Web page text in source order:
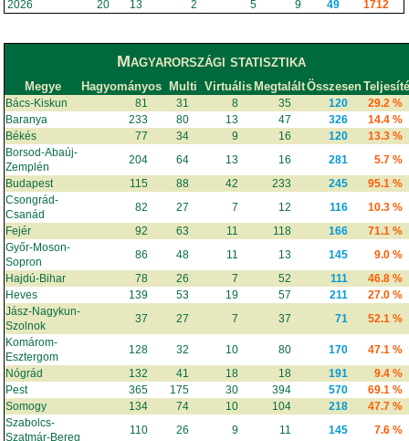
2026
20 13 2 5 9 49 1712
Magyarországi statisztika
Megye Hagyományos Multi VirtuálisMegtaláltÖsszesen
Bács-Kiskun 81 31 8 35 120
29.2 %
Baranya
233 80 13 47 326
14.4 %
Békés
77 34 9 16 120
13.3 %
Borsod-Abaúj-
Zemplén
204 64 13 16 281
5.7 %
Budapest
115 88 42 233 245
95.1 %
Csongrád-
Csanád
82 27 7 12 116
10.3 %
Fejér
92 63 11 118 166
71.1 %
Győr-Moson-
Sopron
86 48 11 13 145
9.0 %
Hajdú-Bihar
78 26 7 52 111
46.8 %
Heves
139 53 19 57 211
27.0 %
Jász-Nagykun-
Szolnok
37 27 7 37 71
52.1 %
Komárom-
Esztergom
128 32 10 80 170
47.1 %
Nógrád
132 41 18 18 191
9.4 %
Pest
365 175 30 394 570
69.1 %
Somogy
134 74 10 104 218
47.7 %
Szabolcs-
Szatmár-Bereg
110 26 9 11 145
7.6 %